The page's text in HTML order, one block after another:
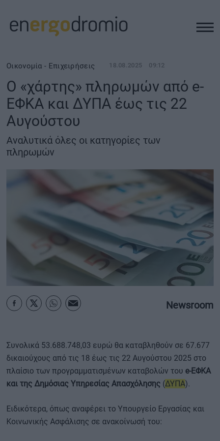
ΥΠΟΔΟΜΕΣ
REAL ESTATE
ΠΕΡΙΒΑΛΛΟΝ
ΕΝΕΡΓΕΙΑ
ΜΕΤΑΦΟΡΕΣ - ΗΛΕΚΤΡΟΚΙΝΗΣΗ
ΨΗΦΙΑΚΟΣ ΚΟΣΜΟΣ
ΟΙΚΟΝΟΜΙΑ - ΕΠΙΧΕΙΡΗΣΕΙΣ
MY PROPERTY
ΚΑΡΑΜΠΟΛΕΣ
ΟΡΟΙ ΧΡΗΣΗΣ
ΕΠΙΚΟΙΝΩΝΙΑ
ΤΑΥΤΟΤΗΤΑ
Οικονομία - Επιχειρήσεις 18.08.2025 09:12
Ο «χάρτης» πληρωμών από e-
ΕΦΚΑ και ΔΥΠΑ έως τις 22
Αυγούστου
Αναλυτικά όλες οι κατηγορίες των
πληρωμών
Newsroom
Συνολικά 53.688.748,03 ευρώ θα καταβληθούν σε 67.677
δικαιούχους από τις 18 έως τις 22 Αυγούστου 2025 στο
πλαίσιο των προγραμματισμένων καταβολών του e-ΕΦΚΑ
και της Δημόσιας Υπηρεσίας Απασχόλησης (ΔΥΠΑ).
Ειδικότερα, όπως αναφέρει το Υπουργείο Εργασίας και
Κοινωνικής Ασφάλισης σε ανακοίνωσή του: